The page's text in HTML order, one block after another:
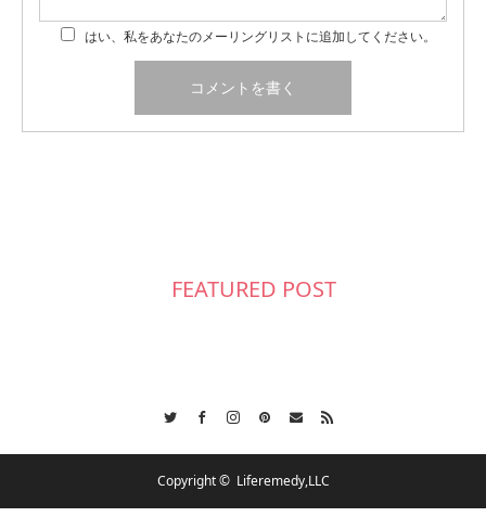
はい、私をあなたのメーリングリストに追加してください。
FEATURED POST
Copyright © Liferemedy,LLC